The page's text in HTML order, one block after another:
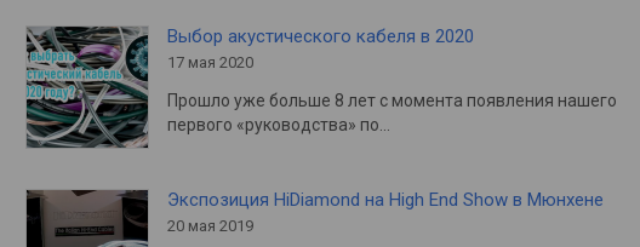
Выбор акустического кабеля в 2020
17 мая 2020
Прошло уже больше 8 лет с момента появления нашего
первого «руководства» по…
Экспозиция HiDiamond на High End Show в Мюнхене
20 мая 2019